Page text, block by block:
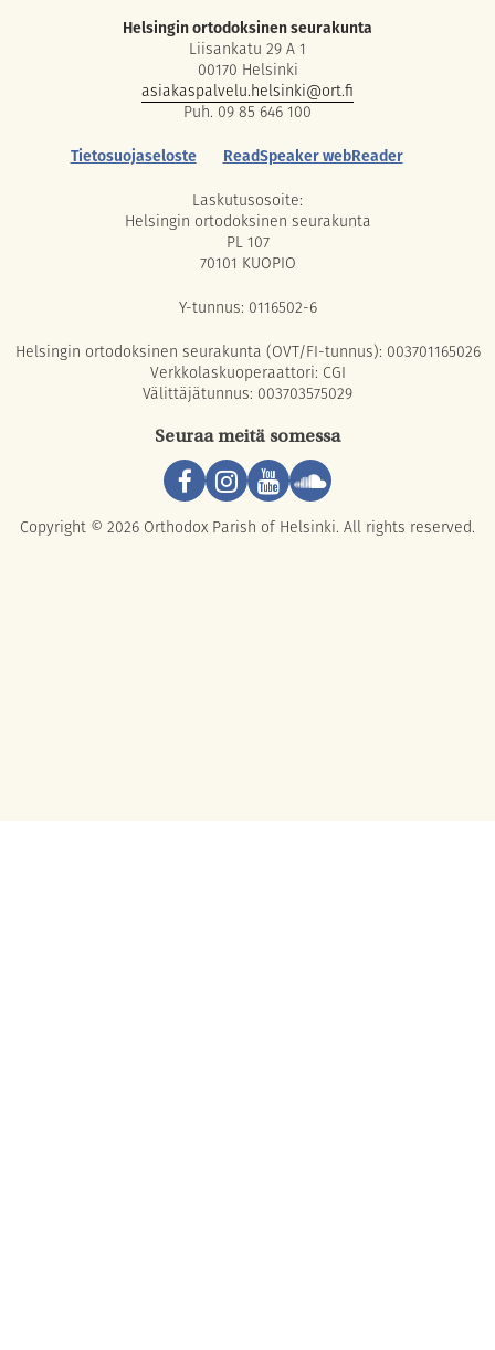
Helsingin ortodoksinen seurakunta
Liisankatu 29 A 1
00170 Helsinki
asiakaspalvelu.helsinki@ort.fi
Puh. 09 85 646 100
Tietosuojaseloste
ReadSpeaker webReader
Laskutusosoite:
Helsingin ortodoksinen seurakunta
PL 107
70101 KUOPIO
Y-tunnus: 0116502-6
Helsingin ortodoksinen seurakunta (OVT/FI-tunnus): 003701165026
Verkkolaskuoperaattori: CGI
Välittäjätunnus: 003703575029
Seuraa meitä somessa
Copyright © 2026 Orthodox Parish of Helsinki. All rights reserved.